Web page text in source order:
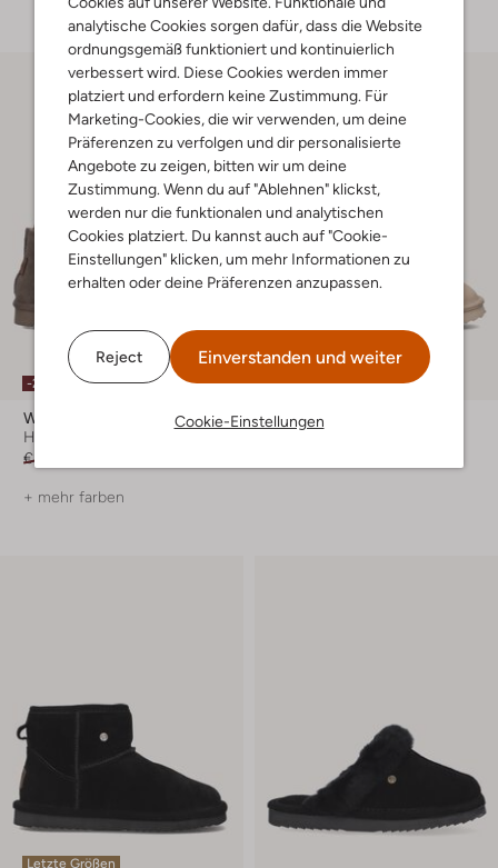
analytische Cookies sorgen dafür, dass die Website
ordnungsgemäß funktioniert und kontinuierlich
verbessert wird. Diese Cookies werden immer
platziert und erfordern keine Zustimmung. Für
Marketing-Cookies, die wir verwenden, um deine
Präferenzen zu verfolgen und dir personalisierte
Angebote zu zeigen, bitten wir um deine
Zustimmung. Wenn du auf "Ablehnen" klickst,
werden nur die funktionalen und analytischen
Cookies platziert. Du kannst auch auf "Cookie-
Einstellungen" klicken, um mehr Informationen zu
erhalten oder deine Präferenzen anzupassen.
Reject Einverstanden und weiter
Cookie-Einstellungen
-20%
Warmbat
Hausschuhe
€ 79,95
+ mehr farben
Letzte Größen
-50%
Warmbat
Letzte Größen